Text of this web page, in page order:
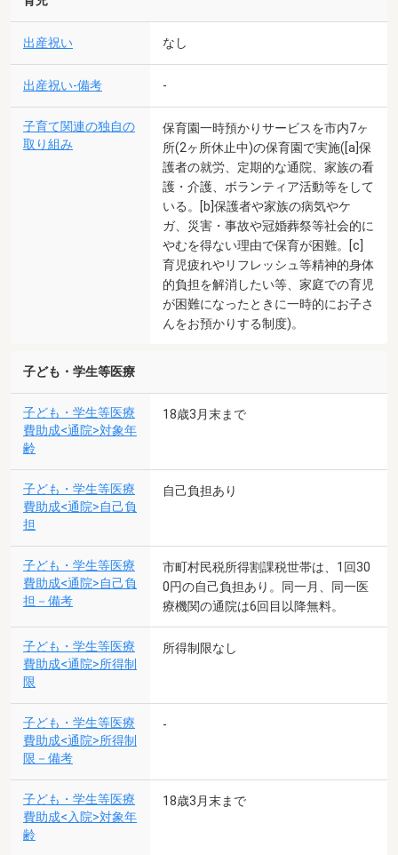
出産祝い なし
出産祝い-備考 -
子育て関連の独自の
取り組み
保育園一時預かりサービスを市内7ヶ
所(2ヶ所休止中)の保育園で実施([a]保
護者の就労、定期的な通院、家族の看
護・介護、ボランティア活動等をして
いる。[b]保護者や家族の病気やケ
ガ、災害・事故や冠婚葬祭等社会的に
やむを得ない理由で保育が困難。[c]
育児疲れやリフレッシュ等精神的身体
的負担を解消したい等、家庭での育児
が困難になったときに一時的にお子さ
んをお預かりする制度)。
子ども・学生等医療
子ども・学生等医療
費助成<通院>対象年
齢
18歳3月末まで
子ども・学生等医療
費助成<通院>自己負
担
自己負担あり
子ども・学生等医療
費助成<通院>自己負
担－備考
市町村民税所得割課税世帯は、1回30
0円の自己負担あり。同一月、同一医
療機関の通院は6回目以降無料。
子ども・学生等医療
費助成<通院>所得制
限
所得制限なし
子ども・学生等医療
費助成<通院>所得制
限－備考
-
子ども・学生等医療
費助成<入院>対象年
齢
18歳3月末まで